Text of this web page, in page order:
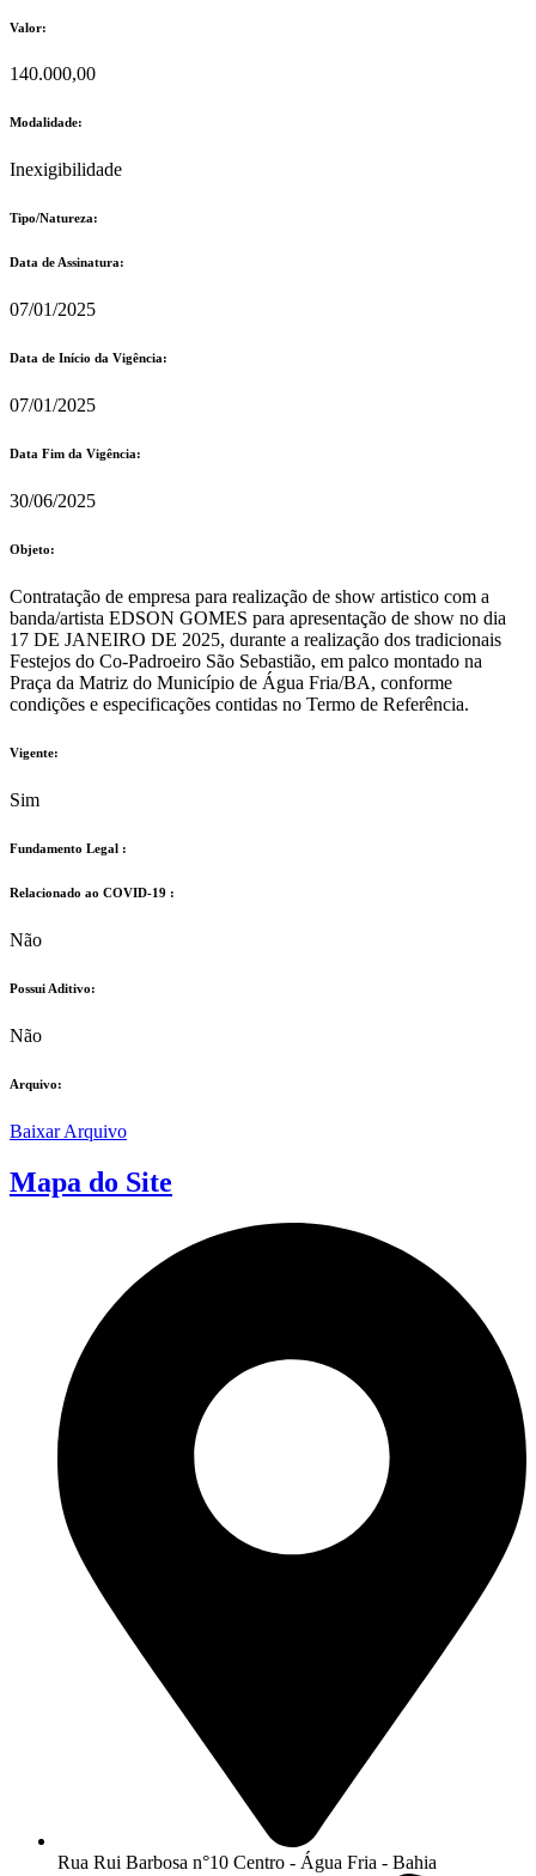
Valor:
140.000,00
Modalidade:
Inexigibilidade
Tipo/Natureza:
Data de Assinatura:
07/01/2025
Data de Início da Vigência:
07/01/2025
Data Fim da Vigência:
30/06/2025
Objeto:
Contratação de empresa para realização de show artistico com a
banda/artista EDSON GOMES para apresentação de show no dia
17 DE JANEIRO DE 2025, durante a realização dos tradicionais
Festejos do Co-Padroeiro São Sebastião, em palco montado na
Praça da Matriz do Município de Água Fria/BA, conforme
condições e especificações contidas no Termo de Referência.
Vigente:
Sim
Fundamento Legal :​
Relacionado ao COVID-19 :​
Não
Possui Aditivo:​
Não
Arquivo:
Baixar Arquivo
Mapa do Site
Rua Rui Barbosa n°10 Centro - Água Fria - Bahia